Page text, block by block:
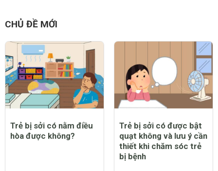
CHỦ ĐỀ MỚI
Trẻ bị sởi có nằm điều
hòa được không?
Trẻ bị sởi có được bật
quạt không và lưu ý cần
thiết khi chăm sóc trẻ
bị bệnh